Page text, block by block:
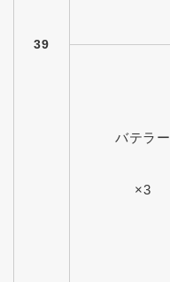
39
バテラー
×3